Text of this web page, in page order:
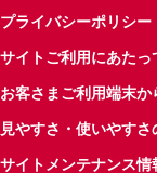
プライバシーポリシー
サイトご利用にあたっ
お客さまご利用端末
見やすさ・使いやすさ
サイトメンテナンス情